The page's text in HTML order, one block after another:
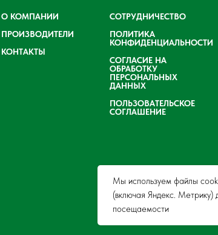
Мы используем файлы
(включая Яндекс. Метрику)
посещаемости
О КОМПАНИИ
ПРОИЗВОДИТЕЛИ
КОНТАКТЫ
СОТРУДНИЧЕСТВО
ПОЛИТИКА
КОНФИДЕНЦИАЛЬНОСТИ
СОГЛАСИЕ НА
ОБРАБОТКУ
ПЕРСОНАЛЬНЫХ
ДАННЫХ
ПОЛЬЗОВАТЕЛЬСКОЕ
СОГЛАШЕНИЕ